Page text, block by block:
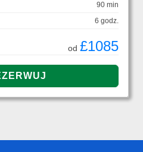
90 min
6 godz.
od £1085